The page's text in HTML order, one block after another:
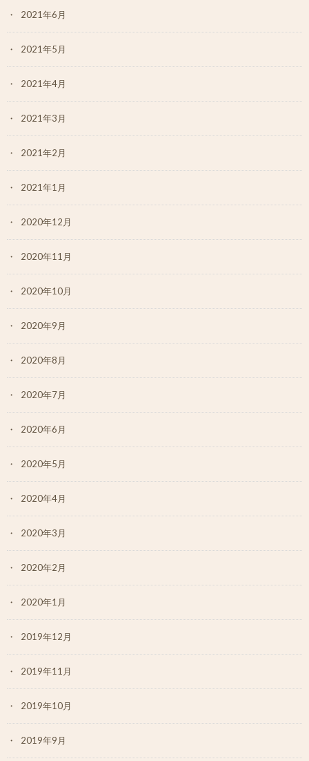
2021年6月
2021年5月
2021年4月
2021年3月
2021年2月
2021年1月
2020年12月
2020年11月
2020年10月
2020年9月
2020年8月
2020年7月
2020年6月
2020年5月
2020年4月
2020年3月
2020年2月
2020年1月
2019年12月
2019年11月
2019年10月
2019年9月